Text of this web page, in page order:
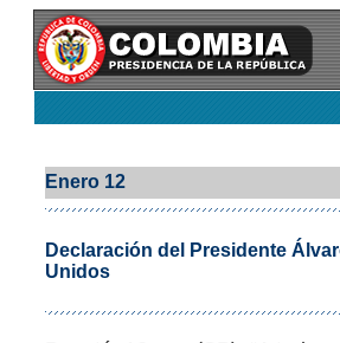
Enero 12
Declaración del Presidente
Unidos